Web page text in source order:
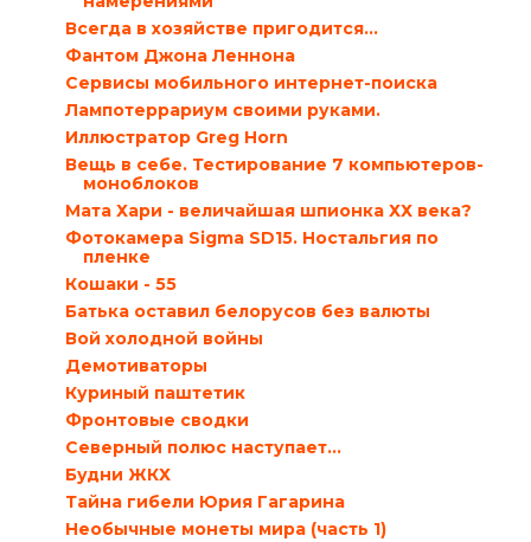
Всегда в хозяйстве пригодится…
Фантом Джона Леннона
Сервисы мобильного интернет-поиска
Лампотеррариум своими руками.
Иллюстратор Greg Horn
Вещь в себе. Тестирование 7 компьютеров-
моноблоков
Мата Хари - величайшая шпионка ХХ века?
Фотокамера Sigma SD15. Ностальгия по
пленке
Кошаки - 55
Батька оставил белорусов без валюты
Вой холодной войны
Демотиваторы
Куриный паштетик
Фронтовые сводки
Северный полюс наступает…
Будни ЖКХ
Тайна гибели Юрия Гагарина
Необычные монеты мира (часть 1)